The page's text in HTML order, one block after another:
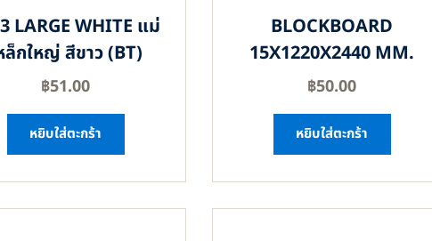
LARGE WHITE แม่
ล็กใหญ่ สีขาว (BT)
฿51.00
หยิบใส่ตะกร้า
BLOCKBOARD
15X1220X2440 MM.
฿50.00
หยิบใส่ตะกร้า